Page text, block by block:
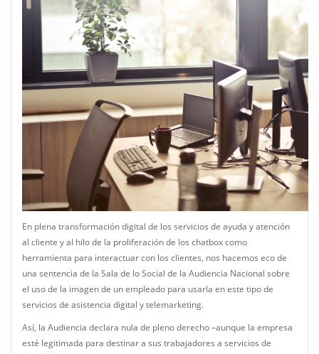
En plena transformación digital de los servicios de ayuda y atención
al cliente y al hilo de la proliferación de los chatbox como
herramienta para interactuar con los clientes, nos hacemos eco de
una sentencia de la Sala de lo Social de la Audiencia Nacional sobre
el uso de la imagen de un empleado para usarla en este tipo de
servicios de asistencia digital y telemarketing.
Así, la Audiencia declara nula de pleno derecho –aunque la empresa
esté legitimada para destinar a sus trabajadores a servicios de